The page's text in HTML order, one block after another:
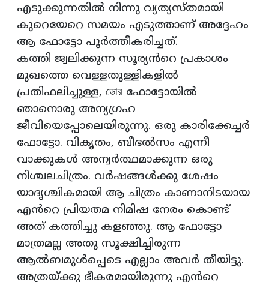
എടുക്കുന്നതിൽ നിന്നു വ്യത്യസ്‌തമായി
കുറെയേറെ സമയം എടുത്താണ് അദ്ദേഹം
ആ ഫോട്ടോ പൂർത്തീകരിച്ചത്.
കത്തി ജ്വലിക്കുന്ന സൂര്യൻറെ പ്രകാശം
മുഖത്തെ വെള്ളതുള്ളികളിൽ
പ്രതിഫലിച്ചുള്ള, ডোর ഫോട്ടോയിൽ
ഞാനൊരു അന്യഗ്രഹ
ജീവിയെപ്പോലെയിരുന്നു. ഒരു കാരിക്കേച്ചർ
ഫോട്ടോ. വികൃതം, ബീഭൽസം എന്നീ
വാക്കുകൾ അന്വർത്ഥമാക്കുന്ന ഒരു
നിശ്ചലചിത്രം. വർഷങ്ങൾക്കു ശേഷം
യാദൃശ്ചികമായി ആ ചിത്രം കാണാനിടയായ
എൻറെ പ്രിയതമ നിമിഷ നേരം കൊണ്ട്
അത് കത്തിച്ചു കളഞ്ഞു. ആ ഫോട്ടോ
മാത്രമല്ല അതു സൂക്ഷിച്ചിരുന്ന
ആൽബമുൾപ്പെടെ എല്ലാം അവർ തീയിട്ടു.
അത്രയ്ക്കു ഭീകരമായിരുന്നു എൻറെ